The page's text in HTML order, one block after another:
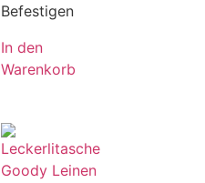
Befestigen
In den
Warenkorb